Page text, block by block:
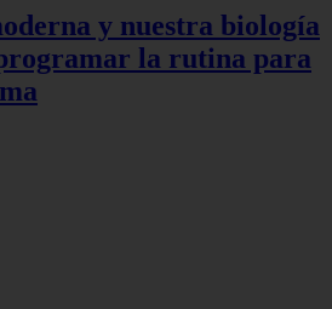
y nuestra biología
la rutina para